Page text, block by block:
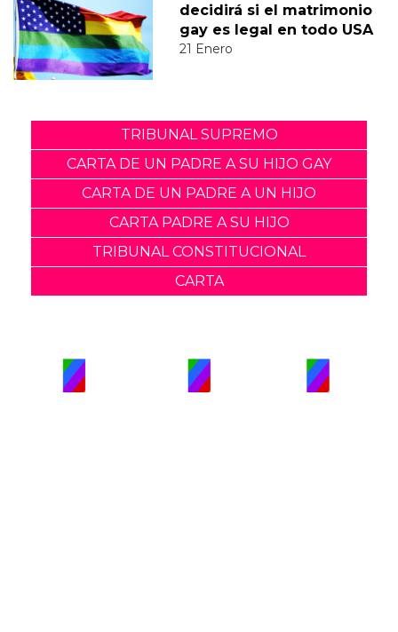
decidirá si el matrimonio
gay es legal en todo USA
21 Enero
TRIBUNAL SUPREMO
CARTA DE UN PADRE A SU HIJO GAY
CARTA DE UN PADRE A UN HIJO
CARTA PADRE A SU HIJO
TRIBUNAL CONSTITUCIONAL
CARTA